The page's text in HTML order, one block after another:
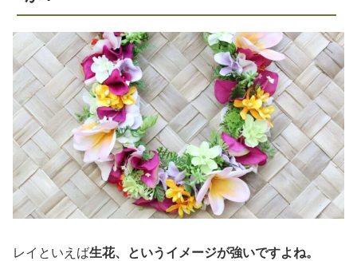
レイといえば生花、というイメージが強いですよね。